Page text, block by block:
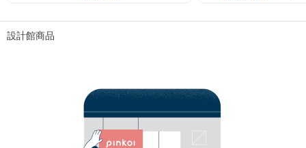
設計館商品